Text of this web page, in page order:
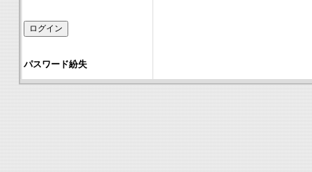
パスワード紛失